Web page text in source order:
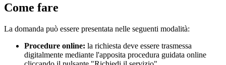
Come fare
La domanda può essere presentata nelle seguenti modalità:
Procedure online: la richiesta deve essere trasmessa
digitalmente mediante l'apposita procedura guidata online